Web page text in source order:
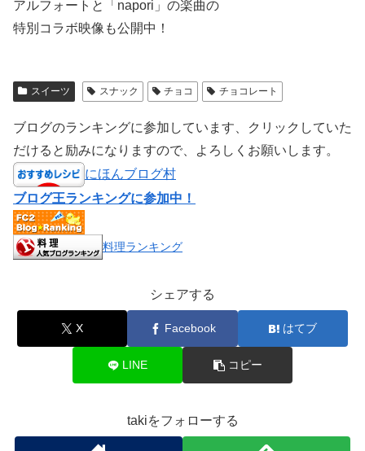
アルフォートと「napori」の楽曲の
特別コラボ映像も公開中！
スイーツ スナック チョコ チョコレート
ブログのランキングに参加しています、クリックしていた
だけると励みになりますので、よろしくお願いします。
にほんブログ村
ブログ王ランキングに参加中！
料理ランキング
シェアする
X Facebook はてブ
LINE コピー
takiをフォローする